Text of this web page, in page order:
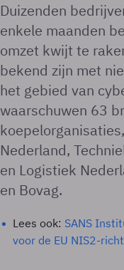
Duizenden
enkele maanden
omzet kwijt te
bekend zijn met
het gebied van
waarschuwen 63
Nederland,
en Logistiek
en Bovag.
Lees ook: SANS
voor de EU NIS2-